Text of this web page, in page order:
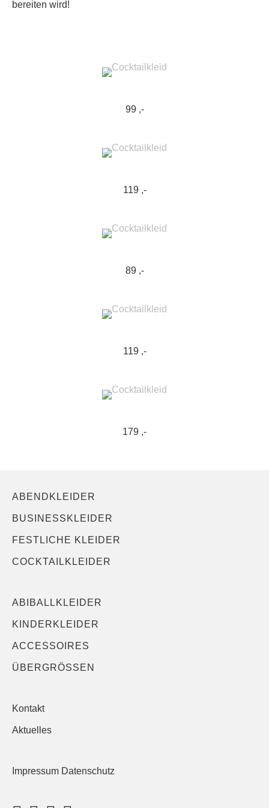
bereiten wird!
99 ,-
119 ,-
89 ,-
119 ,-
179 ,-
ABENDKLEIDER
BUSINESSKLEIDER
FESTLICHE KLEIDER
COCKTAILKLEIDER
ABIBALLKLEIDER
KINDERKLEIDER
ACCESSOIRES
ÜBERGRÖSSEN
Kontakt
Aktuelles
Impressum Datenschutz